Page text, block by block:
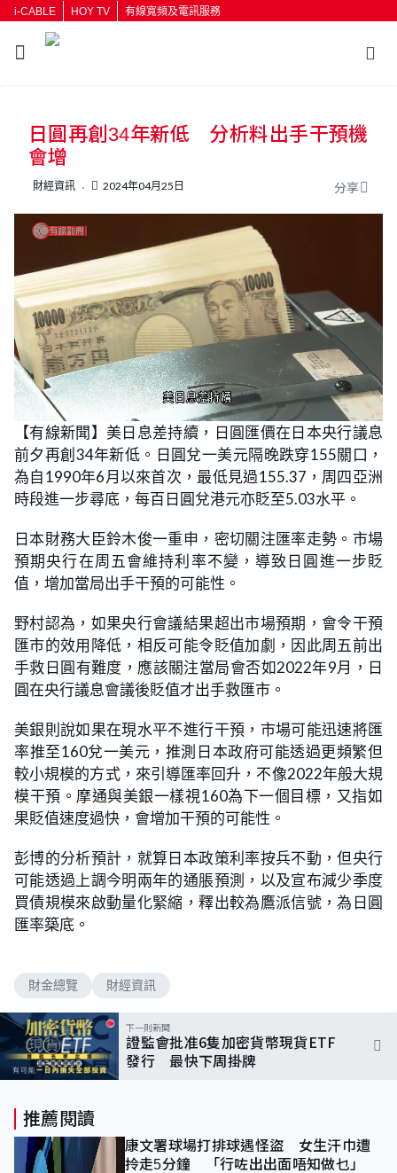
i-CABLE HOY TV 有線寬頻及電訊服務
按輸入鍵開始搜尋
日圓再創34年新低 分析料出手干預機
會增
財經資訊 2024年04月25日 分享
m
t
e
o
a
d
e
d
:
3
3
%
【有線新聞】美日息差持續，日圓匯價在日本央行議息
前夕再創34年新低。日圓兌一美元隔晚跌穿155關口，
為自1990年6月以來首次，最低見過155.37，周四亞洲
時段進一步尋底，每百日圓兌港元亦貶至5.03水平。
日本財務大臣鈴木俊一重申，密切關注匯率走勢。市場
預期央行在周五會維持利率不變，導致日圓進一步貶
值，增加當局出手干預的可能性。
野村認為，如果央行會議結果超出市場預期，會令干預
匯市的效用降低，相反可能令貶值加劇，因此周五前出
手救日圓有難度，應該關注當局會否如2022年9月，日
圓在央行議息會議後貶值才出手救匯市。
美銀則說如果在現水平不進行干預，市場可能迅速將匯
率推至160兌一美元，推測日本政府可能透過更頻繁但
較小規模的方式，來引導匯率回升，不像2022年般大規
模干預。摩通與美銀一樣視160為下一個目標，又指如
果貶值速度過快，會增加干預的可能性。
彭博的分析預計，就算日本政策利率按兵不動，但央行
可能透過上調今明兩年的通脹預測，以及宣布減少季度
買債規模來啟動量化緊縮，釋出較為鷹派信號，為日圓
匯率築底。
財金總覽 財經資訊
下一則新聞
證監會批准6隻加密貨幣現貨ETF
發行 最快下周掛牌
推薦閱讀
康文署球場打排球遇怪盜 女生汗巾遭
拎走5分鐘 「行咗出出面唔知做乜」